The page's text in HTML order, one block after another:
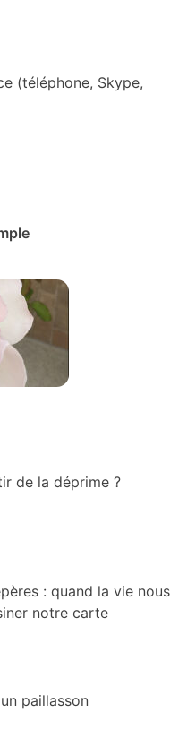
(téléphone, Skype,
de la déprime ?
: quand la vie nous
notre carte
paillasson